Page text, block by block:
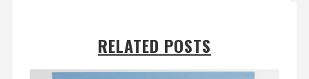
RELATED POSTS